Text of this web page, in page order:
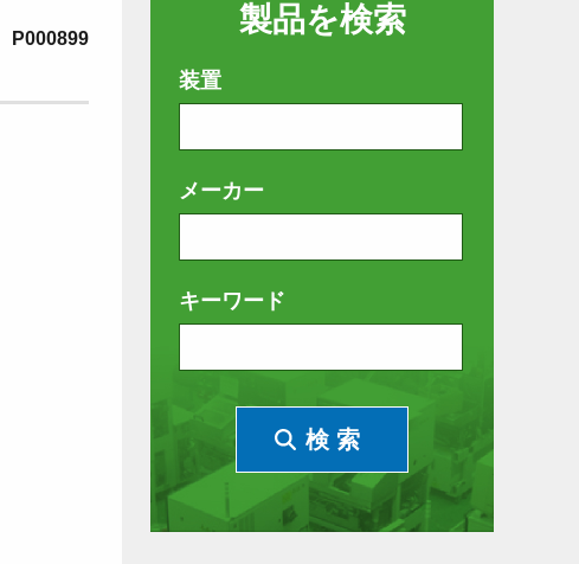
P000899
製品を検索
装置
メーカー
キーワード